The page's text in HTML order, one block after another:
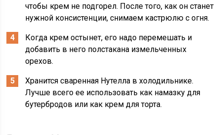
чтобы крем не подгорел. После того, как он станет
нужной консистенции, снимаем кастрюлю с огня.
Когда крем остынет, его надо перемешать и
добавить в него полстакана измельченных
орехов.
Хранится сваренная Нутелла в холодильнике.
Лучше всего ее использовать как намазку для
бутербродов или как крем для торта.